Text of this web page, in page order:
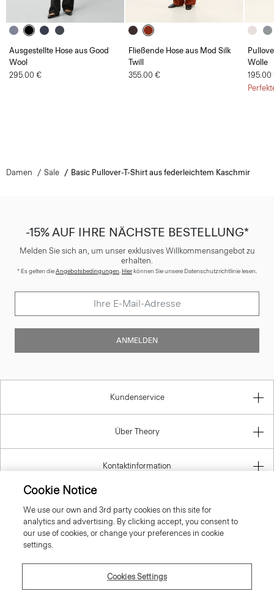
Ausgestellte Hose aus Good
Wool
295.00 €
Fließende Hose aus Mod Silk
Twill
355.00 €
Wolle
195.00
Damen Sale Basic Pullover-T-Shirt aus federleichtem Kaschmir
-15% AUF IHRE NÄCHSTE BESTELLUNG*
Melden Sie sich an, um unser exklusives Willkommensangebot zu
erhalten.
* Es gelten dieAngebotsbedingungen. Hierkönnen Sie unsere Datenschutzrichtlinie lesen.
ANMELDEN
Kundenservice
Über Theory
Kontaktinformation
Cookie Notice
We use our own and 3rd party cookies on this site for
analytics and advertising. By clicking accept, you consent to
our use of cookies, or change your preferences in cookie
settings.
Cookies Settings